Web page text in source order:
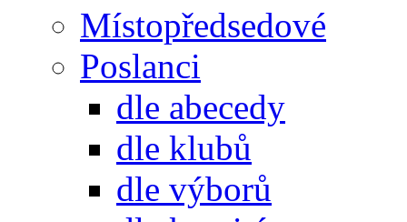
Místopředsedové
Poslanci
dle abecedy
dle klubů
dle výborů